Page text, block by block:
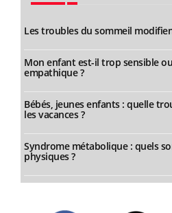
Les troubles du sommeil
Mon enfant est-il trop sensible
empathique ?
Bébés, jeunes enfants : quelle
les vacances ?
Syndrome métabolique : quels
physiques ?